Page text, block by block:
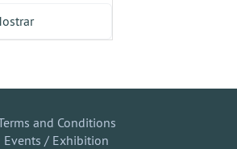
and Conditions
Events / Exhibition